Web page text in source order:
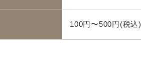
100円〜500円(税込)